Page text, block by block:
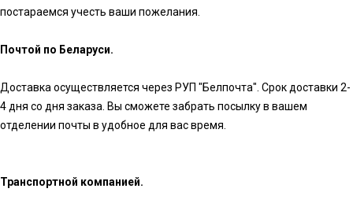
постараемся учесть ваши пожелания.
Почтой по Беларуси.
Доставка осуществляется через РУП "Белпочта". Срок доставки 2-
4 дня со дня заказа. Вы сможете забрать посылку в вашем
отделении почты в удобное для вас время.
Транспортной компанией.